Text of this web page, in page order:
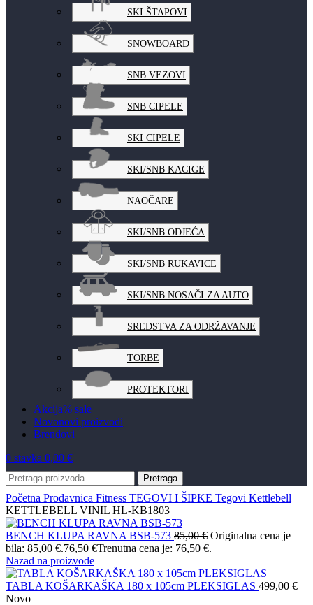
SKI ŠTAPOVI
SNOWBOARD
SNB VEZOVI
SNB CIPELE
SKI CIPELE
SKI/SNB KACIGE
NAOČARE
SKI/SNB ODJEĆA
SKI/SNB RUKAVICE
SKI/SNB NOSAČI ZA AUTO
SREDSTVA ZA ODRŽAVANJE
TORBE
PROTEKTORI
Akcija% sale
Novonovi proizvodi
Brendovi
0 stavka 0,00 €
Pretraga
Početna Prodavnica Fitness TEGOVI I ŠIPKE Tegovi Kettlebell
KETTLEBELL VINIL HL-KB1803
BENCH KLUPA RAVNA BSB-573 85,00€ Originalna cena je
bila: 85,00 €.76,50 €Trenutna cena je: 76,50 €.
Nazad na proizvode
TABLA KOŠARKAŠKA 180 x 105cm PLEKSIGLAS 499,00 €
Novo